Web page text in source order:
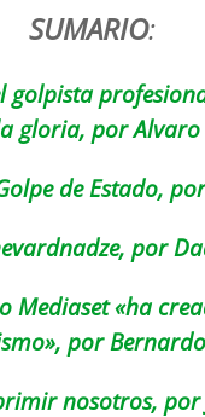
SUMARIO:
golpista
gloria, por Alvaro
de Estado, p
por
Mediaset «ha
por
nosotros, por